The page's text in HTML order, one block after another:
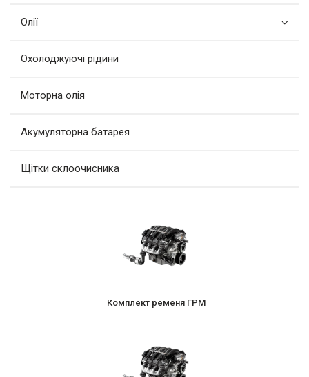
Олії
Охолоджуючі рідини
Моторна олія
Акумуляторна батарея
Щітки склоочисника
Комплект ременя ГРМ